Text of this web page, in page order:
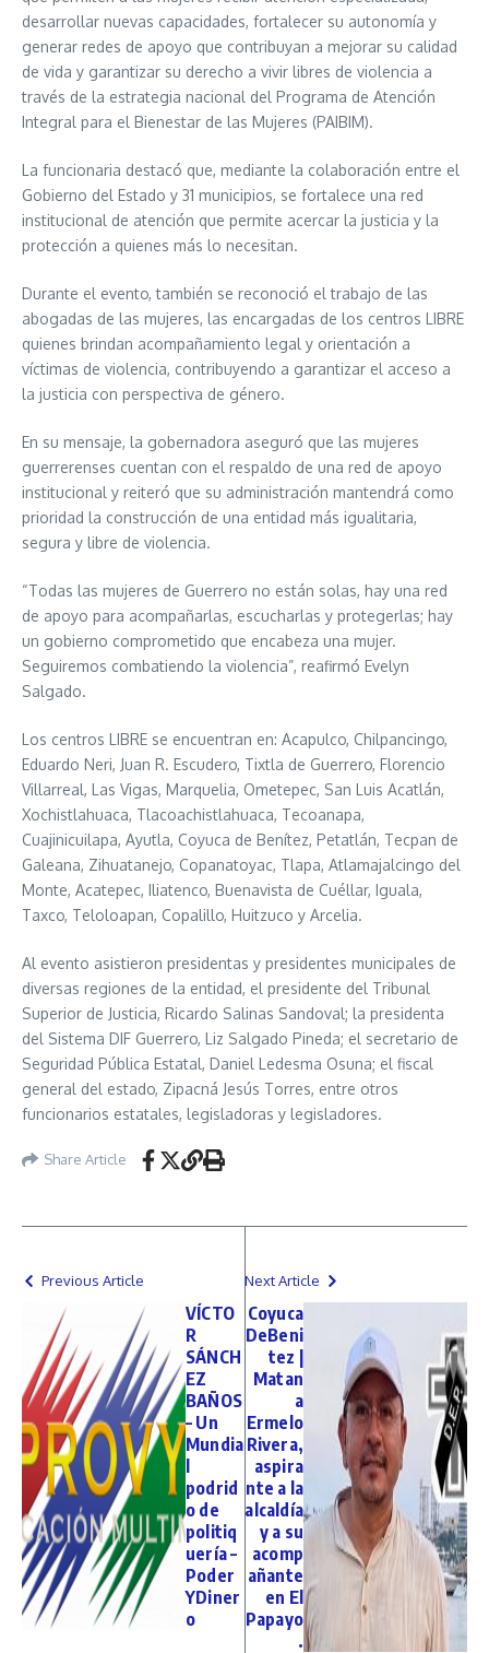
desarrollar nuevas capacidades, fortalecer su autonomía y
generar redes de apoyo que contribuyan a mejorar su calidad
de vida y garantizar su derecho a vivir libres de violencia a
través de la estrategia nacional del Programa de Atención
Integral para el Bienestar de las Mujeres (PAIBIM).
La funcionaria destacó que, mediante la colaboración entre el
Gobierno del Estado y 31 municipios, se fortalece una red
institucional de atención que permite acercar la justicia y la
protección a quienes más lo necesitan.
Durante el evento, también se reconoció el trabajo de las
abogadas de las mujeres, las encargadas de los centros LIBRE
quienes brindan acompañamiento legal y orientación a
víctimas de violencia, contribuyendo a garantizar el acceso a
la justicia con perspectiva de género.
En su mensaje, la gobernadora aseguró que las mujeres
guerrerenses cuentan con el respaldo de una red de apoyo
institucional y reiteró que su administración mantendrá como
prioridad la construcción de una entidad más igualitaria,
segura y libre de violencia.
“Todas las mujeres de Guerrero no están solas, hay una red
de apoyo para acompañarlas, escucharlas y protegerlas; hay
un gobierno comprometido que encabeza una mujer.
Seguiremos combatiendo la violencia”, reafirmó Evelyn
Salgado.
Los centros LIBRE se encuentran en: Acapulco, Chilpancingo,
Eduardo Neri, Juan R. Escudero, Tixtla de Guerrero, Florencio
Villarreal, Las Vigas, Marquelia, Ometepec, San Luis Acatlán,
Xochistlahuaca, Tlacoachistlahuaca, Tecoanapa,
Cuajinicuilapa, Ayutla, Coyuca de Benítez, Petatlán, Tecpan de
Galeana, Zihuatanejo, Copanatoyac, Tlapa, Atlamajalcingo del
Monte, Acatepec, Iliatenco, Buenavista de Cuéllar, Iguala,
Taxco, Teloloapan, Copalillo, Huitzuco y Arcelia.
Al evento asistieron presidentas y presidentes municipales de
diversas regiones de la entidad, el presidente del Tribunal
Superior de Justicia, Ricardo Salinas Sandoval; la presidenta
del Sistema DIF Guerrero, Liz Salgado Pineda; el secretario de
Seguridad Pública Estatal, Daniel Ledesma Osuna; el fiscal
general del estado, Zipacná Jesús Torres, entre otros
funcionarios estatales, legisladoras y legisladores.
Share Article
Previous Article
VÍCTO
R
SÁNCH
EZ
BAÑOS
– Un
Mundia
l
podrid
o de
politiq
uería –
Poder
YDiner
o
Next Article
Coyuca
DeBeni
tez |
Matan
a
Ermelo
Rivera,
aspira
nte a la
alcaldía
y a su
acomp
añante
en El
Papayo
.